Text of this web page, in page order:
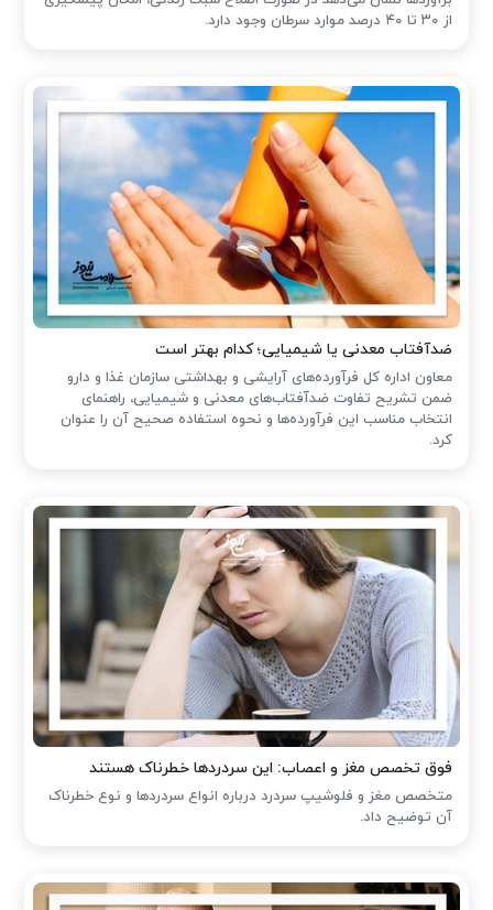
از ۳۰ تا ۴۰ درصد موارد سرطان وجود دارد.
ضدآفتاب‌ معدنی یا شیمیایی؛ کدام بهتر است
معاون اداره کل فرآورده‌های آرایشی و بهداشتی سازمان غذا و دارو
ضمن تشریح تفاوت ضدآفتاب‌های معدنی و شیمیایی، راهنمای
انتخاب مناسب این فرآورده‌ها و نحوه استفاده صحیح آن را عنوان
کرد.
فوق تخصص مغز و اعصاب: این سردردها خطرناک هستند
متخصص مغز و فلوشیپ سردرد درباره انواع سردردها و نوع خطرناک
آن توضیح داد.